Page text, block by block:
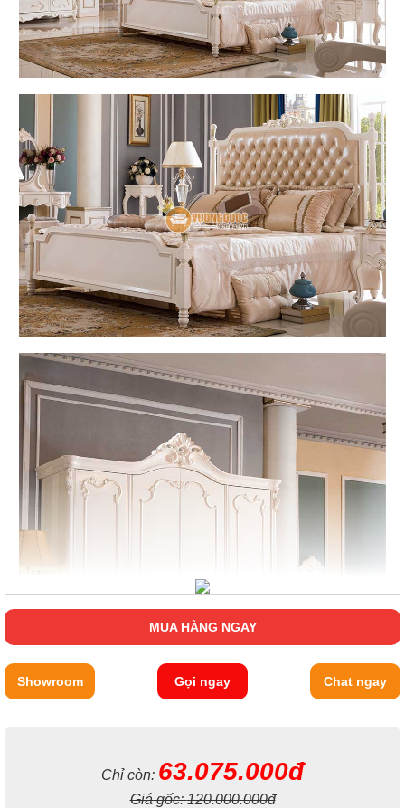
MUA HÀNG NGAY
Showroom Gọi ngay Chat ngay
Chỉ còn: 63.075.000đ
Giá gốc:120.000.000đ